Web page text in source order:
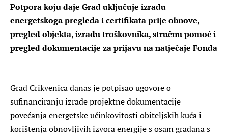
Potpora koju daje Grad uključuje izradu
energetskoga pregleda i certifikata prije obnove,
pregled objekta, izradu troškovnika, stručnu pomoć i
pregled dokumentacije za prijavu na natječaje Fonda
Grad Crikvenica danas je potpisao ugovore o
sufinanciranju izrade projektne dokumentacije
povećanja energetske učinkovitosti obiteljskih kuća i
korištenja obnovljivih izvora energije s osam građana s